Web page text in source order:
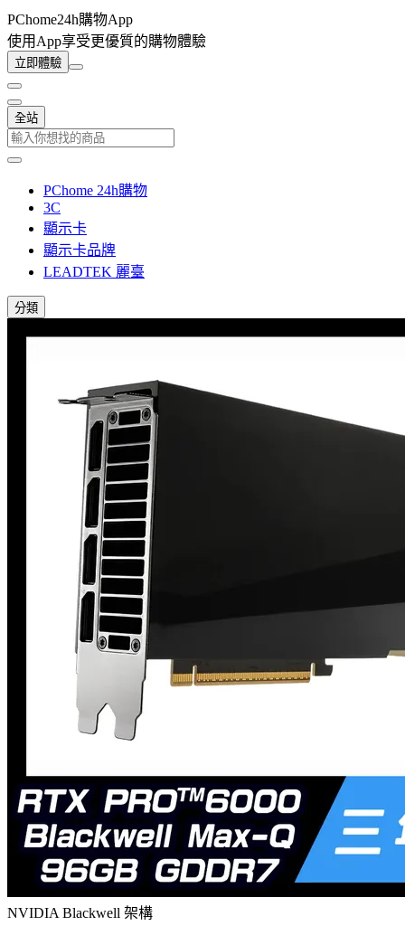
PChome24h購物App
使用App享受更優質的購物體驗
立即體驗
全站
PChome 24h購物
3C
顯示卡
顯示卡品牌
LEADTEK 麗臺
分類
NVIDIA Blackwell 架構